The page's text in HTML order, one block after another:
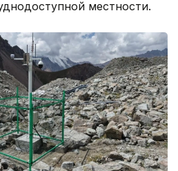
местности.